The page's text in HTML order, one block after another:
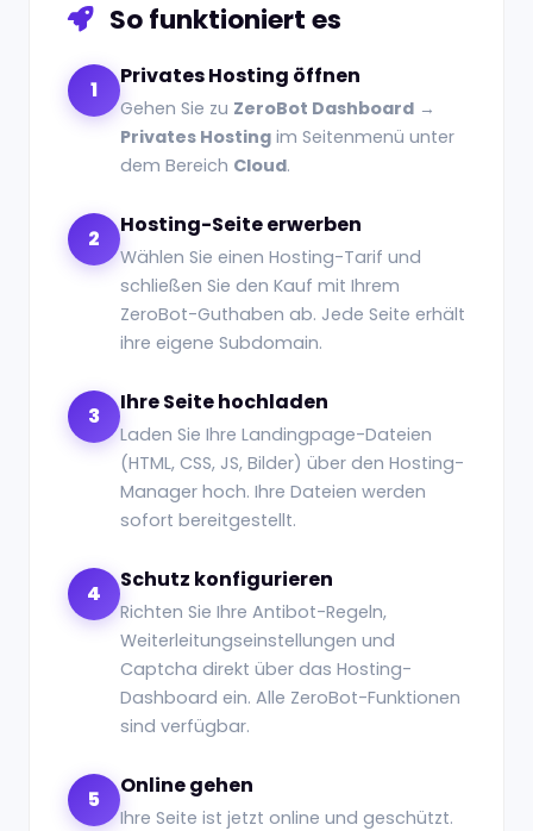
So funktioniert es
1
Privates Hosting öffnen
Gehen Sie zu ZeroBot Dashboard →
Privates Hosting im Seitenmenü unter
dem Bereich Cloud.
2
Hosting-Seite erwerben
Wählen Sie einen Hosting-Tarif und
schließen Sie den Kauf mit Ihrem
ZeroBot-Guthaben ab. Jede Seite erhält
ihre eigene Subdomain.
3
Ihre Seite hochladen
Laden Sie Ihre Landingpage-Dateien
(HTML, CSS, JS, Bilder) über den Hosting-
Manager hoch. Ihre Dateien werden
sofort bereitgestellt.
4
Schutz konfigurieren
Richten Sie Ihre Antibot-Regeln,
Weiterleitungseinstellungen und
Captcha direkt über das Hosting-
Dashboard ein. Alle ZeroBot-Funktionen
sind verfügbar.
5
Online gehen
Ihre Seite ist jetzt online und geschützt.